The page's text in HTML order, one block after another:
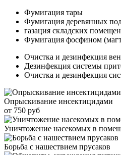
Фумигация тары
Фумигация деревянных
газация складских
Фумигация фосфином
Очистка и дезинфекция
Дезинфекция системы
Очистка и дезинфекция
Опрыскивание инсектицидами
от 750 руб
Уничтожение насекомых в
Борьба с нашествием прусаков